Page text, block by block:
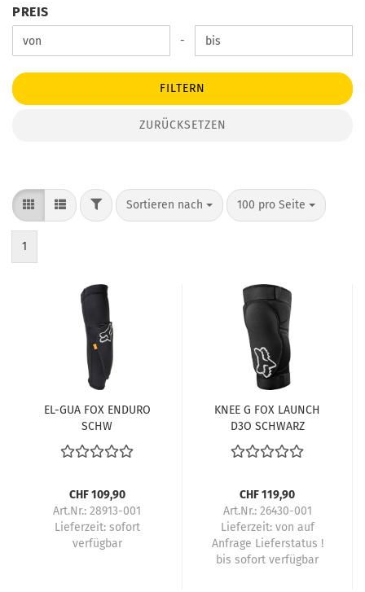
PREIS
PREIS
Preis bis -
FILTERN
ZURÜCKSETZEN
FILTERSortieren nach
Sortieren nach 100 pro Seite
pro Seite
1
EL-GUA FOX ENDURO
SCHW
CHF 109,90
Art.Nr.: 28913-001
Lieferzeit: sofort
verfügbar
KNEE G FOX LAUNCH
D3O SCHWARZ
CHF 119,90
Art.Nr.: 26430-001
Lieferzeit: von auf
Anfrage Lieferstatus !
bis sofort verfügbar